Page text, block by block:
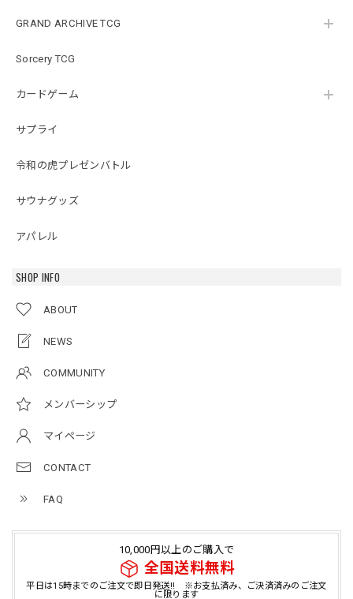
GRAND ARCHIVE TCG
Sorcery TCG
カードゲーム
サプライ
令和の虎プレゼンバトル
サウナグッズ
アパレル
SHOP INFO
ABOUT
NEWS
COMMUNITY
メンバーシップ
マイページ
CONTACT
FAQ
10,000円以上のご購入で
全国送料無料
平日は15時までのご注文で即日発送!! ※お支払済み、ご決済済みのご注文
に限ります